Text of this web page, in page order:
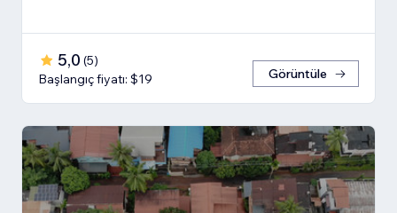
5,0 (5)
Başlangıç fiyatı: $19
Görüntüle